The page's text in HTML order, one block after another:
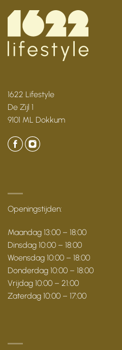
1622 Lifestyle
De Zijl 1
9101 ML Dokkum
Openingstijden:
Maandag 13:00 – 18:00
Dinsdag 10:00 – 18:00
Woensdag 10:00 – 18:00
Donderdag 10:00 – 18:00
Vrijdag 10:00 – 21:00
Zaterdag 10:00 – 17:00